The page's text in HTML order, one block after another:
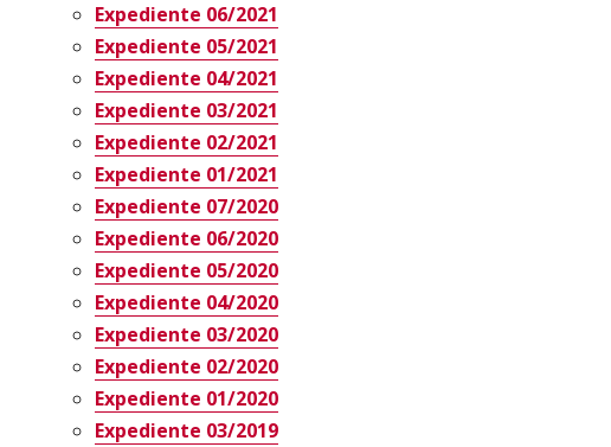
Expediente 06/2021
Expediente 05/2021
Expediente 04/2021
Expediente 03/2021
Expediente 02/2021
Expediente 01/2021
Expediente 07/2020
Expediente 06/2020
Expediente 05/2020
Expediente 04/2020
Expediente 03/2020
Expediente 02/2020
Expediente 01/2020
Expediente 03/2019